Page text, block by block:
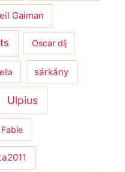
Gaiman
Oscar díj
sárkány
Ulpius